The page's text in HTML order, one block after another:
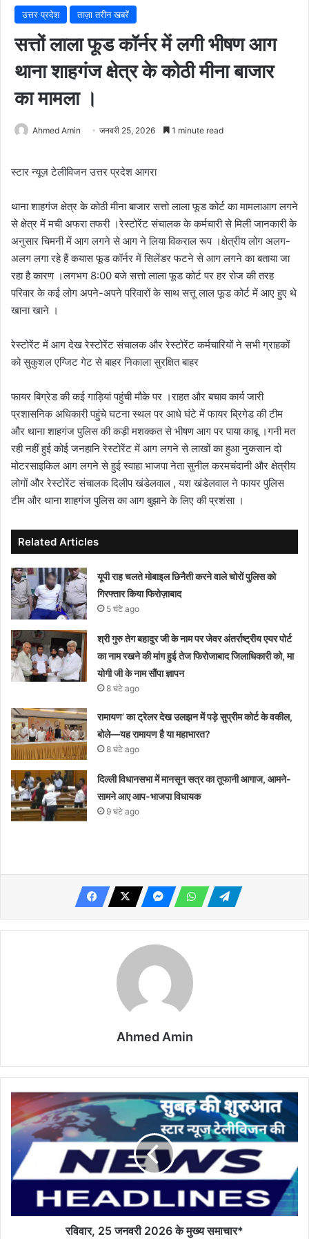
उत्तर प्रदेश ताज़ा तरीन खबरें
सत्तों लाला फूड कॉर्नर में लगी भीषण आग
थाना शाहगंज क्षेत्र के कोठी मीना बाजार
का मामला ।
Ahmed Amin जनवरी 25, 2026 1 minute read
स्टार न्यूज़ टेलीविजन उत्तर प्रदेश आगरा
थाना शाहगंज क्षेत्र के कोठी मीना बाजार सत्तो लाला फूड कोर्ट का मामलाआग लगने
से क्षेत्र में मची अफरा तफरी ।रेस्टोरेंट संचालक के कर्मचारी से मिली जानकारी के
अनुसार चिमनी में आग लगने से आग ने लिया विकराल रूप ।क्षेत्रीय लोग अलग-
अलग लगा रहे हैं कयास फूड कॉर्नर में सिलेंडर फटने से आग लगने का बताया जा
रहा है कारण ।लगभग 8:00 बजे सत्तो लाला फूड कोर्ट पर हर रोज की तरह
परिवार के कई लोग अपने-अपने परिवारों के साथ सत्तू लाल फूड कोर्ट में आए हुए थे
खाना खाने ।
रेस्टोरेंट में आग देख रेस्टोरेंट संचालक और रेस्टोरेंट कर्मचारियों ने सभी ग्राहकों
को सुकुशल एग्जिट गेट से बाहर निकाला सुरक्षित बाहर
फायर बिग्रेड की कई गाड़ियां पहुंची मौके पर ।राहत और बचाव कार्य जारी
प्रशासनिक अधिकारी पहुंचे घटना स्थल पर आधे घंटे में फायर ब्रिगेड की टीम
और थाना शाहगंज पुलिस की कड़ी मशक्कत से भीषण आग पर पाया काबू ।गनी मत
रही नहीं हुई कोई जनहानि रेस्टोरेंट में आग लगने से लाखों का हुआ नुकसान दो
मोटरसाइकिल आग लगने से हुई स्वाहा भाजपा नेता सुनील करमचंदानी और क्षेत्रीय
लोगों और रेस्टोरेंट संचालक दिलीप खंडेलवाल , यश खंडेलवाल ने फायर पुलिस
टीम और थाना शाहगंज पुलिस का आग बुझाने के लिए की प्रशंसा ।
Related Articles
यूपी राह चलते मोबाइल छिनैती करने वाले चोरों पुलिस को
गिरफ्तार किया फिरोज़ाबाद
5 घंटे ago
श्री गुरु तेग बहादुर जी के नाम पर जेवर अंतर्राष्ट्रीय एयर पोर्ट
का नाम रखने की मांग हुई तेज फिरोजाबाद जिलाधिकारी को, मा
योगी जी के नाम सौंपा ज्ञापन
8 घंटे ago
रामायण’ का ट्रेलर देख उलझन में पड़े सुप्रीम कोर्ट के वकील,
बोले—यह रामायण है या महाभारत?
8 घंटे ago
दिल्ली विधानसभा में मानसून सत्र का तूफानी आगाज, आमने-
सामने आए आप-भाजपा विधायक
9 घंटे ago
Ahmed Amin
रविवार,
25
जनवरी
2026
मुख्य
समाचार*
रविवार, 25 जनवरी 2026 के मुख्य समाचार*